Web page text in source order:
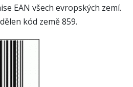
EAN všech evropských zemí.
kód země 859.